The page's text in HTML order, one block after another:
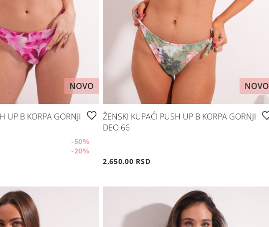
NOVO
UP B KORPA GORNJI
-50%
-20%
NOVO
ŽENSKI KUPAĆI PUSH UP B KORPA GORNJI
DEO 66
2,650.00 RSD